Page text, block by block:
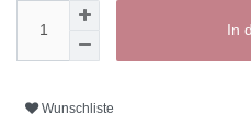
In
Wunschliste